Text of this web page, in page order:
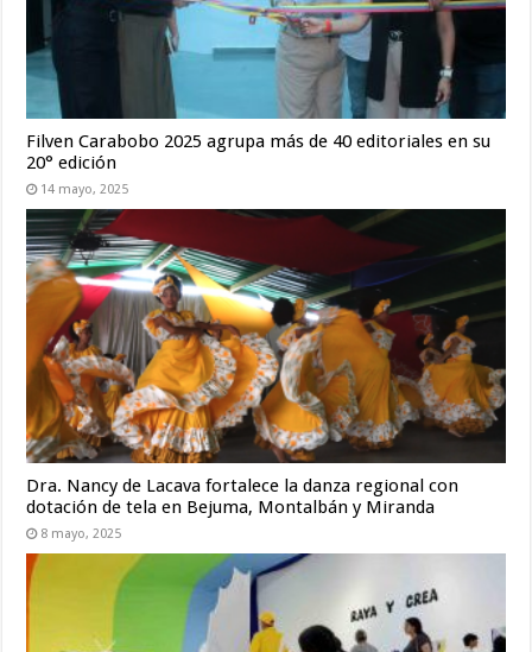
Filven Carabobo 2025 agrupa más de 40 editoriales en su
20° edición
14 mayo, 2025
Dra. Nancy de Lacava fortalece la danza regional con
dotación de tela en Bejuma, Montalbán y Miranda
8 mayo, 2025